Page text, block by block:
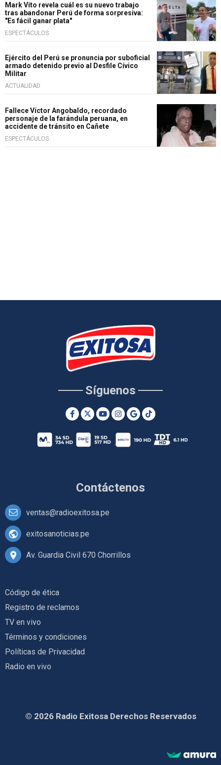
Mark Vito revela cuál es su nuevo trabajo
tras abandonar Perú de forma sorpresiva:
"Es fácil ganar plata"
ESPECTÁCULOS
Ejército del Perú se pronuncia por suboficial
armado detenido previo al Desfile Cívico
Militar
ACTUALIDAD
Fallece Víctor Angobaldo, recordado
personaje de la farándula peruana, en
accidente de tránsito en Cañete
ESPECTÁCULOS
Contáctenos
ventas@radioexitosa.pe
exitosanoticias.pe
Av. Guardia Civil 670 Chorrillos
Síguenos
Código de ética
Registro de reclamos
TV en vivo
Términos y condiciones
Políticas de Privacidad
Radio en vivo
© 2026 Radio Exitosa Derechos Reservados